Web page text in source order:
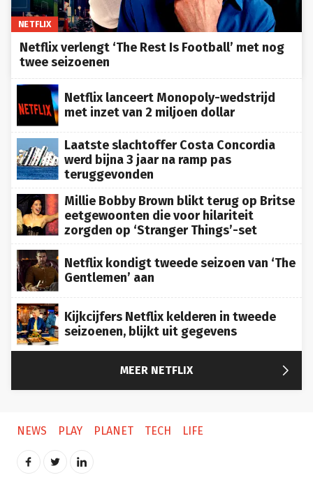
NETFLIX
Netflix verlengt ‘The Rest Is Football’ met nog
twee seizoenen
Netflix lanceert Monopoly-wedstrijd
met inzet van 2 miljoen dollar
Laatste slachtoffer Costa Concordia
werd bijna 3 jaar na ramp pas
teruggevonden
Millie Bobby Brown blikt terug op Britse
eetgewoonten die voor hilariteit
zorgden op ‘Stranger Things’-set
Netflix kondigt tweede seizoen van ‘The
Gentlemen’ aan
Kijkcijfers Netflix kelderen in tweede
seizoenen, blijkt uit gegevens
MEER NETFLIX 
NEWS PLAY PLANET TECH LIFE